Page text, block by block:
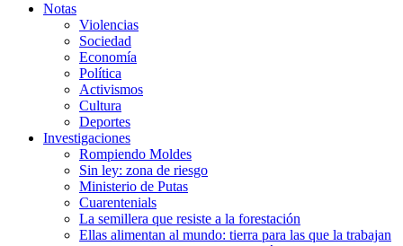
Notas
Violencias
Sociedad
Economía
Política
Activismos
Cultura
Deportes
Investigaciones
Rompiendo Moldes
Sin ley: zona de riesgo
Ministerio de Putas
Cuarentenials
La semillera que resiste a la forestación
Ellas alimentan al mundo: tierra para las que la trabajan